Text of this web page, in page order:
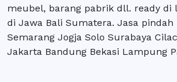
meubel, barang pabrik dll. ready di
di Jawa Bali Sumatera. Jasa
Semarang Jogja Solo Surabaya
Jakarta Bandung Bekasi Lampung